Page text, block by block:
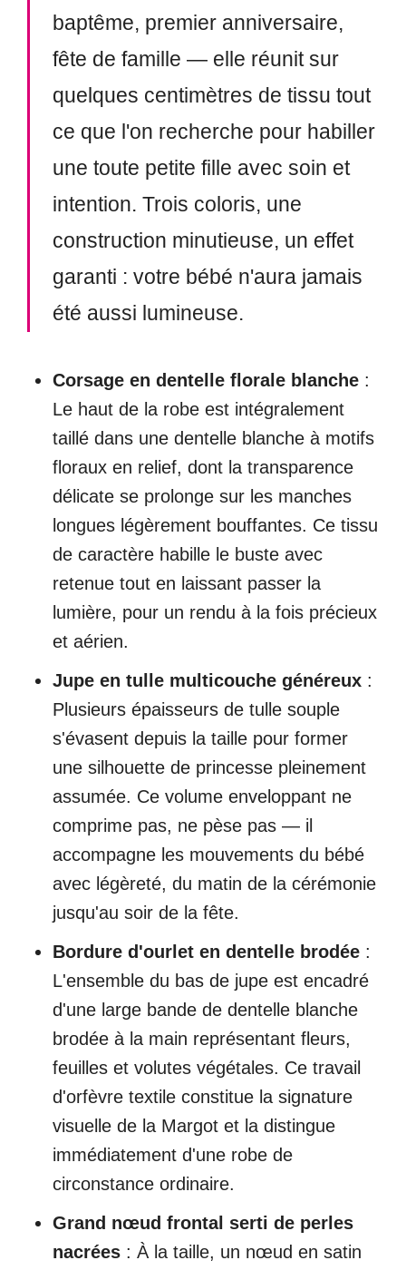
baptême, premier anniversaire,
fête de famille — elle réunit sur
quelques centimètres de tissu tout
ce que l'on recherche pour habiller
une toute petite fille avec soin et
intention. Trois coloris, une
construction minutieuse, un effet
garanti : votre bébé n'aura jamais
été aussi lumineuse.
Corsage en dentelle florale blanche :
Le haut de la robe est intégralement
taillé dans une dentelle blanche à motifs
floraux en relief, dont la transparence
délicate se prolonge sur les manches
longues légèrement bouffantes. Ce tissu
de caractère habille le buste avec
retenue tout en laissant passer la
lumière, pour un rendu à la fois précieux
et aérien.
Jupe en tulle multicouche généreux :
Plusieurs épaisseurs de tulle souple
s'évasent depuis la taille pour former
une silhouette de princesse pleinement
assumée. Ce volume enveloppant ne
comprime pas, ne pèse pas — il
accompagne les mouvements du bébé
avec légèreté, du matin de la cérémonie
jusqu'au soir de la fête.
Bordure d'ourlet en dentelle brodée :
L'ensemble du bas de jupe est encadré
d'une large bande de dentelle blanche
brodée à la main représentant fleurs,
feuilles et volutes végétales. Ce travail
d'orfèvre textile constitue la signature
visuelle de la Margot et la distingue
immédiatement d'une robe de
circonstance ordinaire.
Grand nœud frontal serti de perles
nacrées : À la taille, un nœud en satin